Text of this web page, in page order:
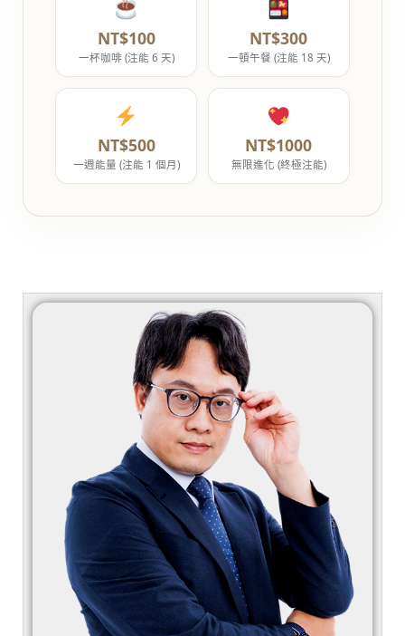
NT$100
一杯咖啡 (注能 6 天)
NT$300
一頓午餐 (注能 18 天)
NT$500
一週能量 (注能 1 個月)
NT$1000
無限進化 (終極注能)